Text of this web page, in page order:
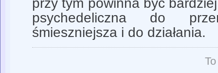
przy tym powinna być
psychedeliczna do
śmieszniejsza i do działania.